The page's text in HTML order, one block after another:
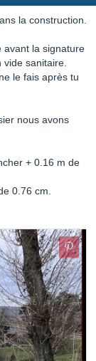
la construction.
avant la signature
vide sanitaire.
le fais après tu
nous avons
+ 0.16 m de
0.76 cm.